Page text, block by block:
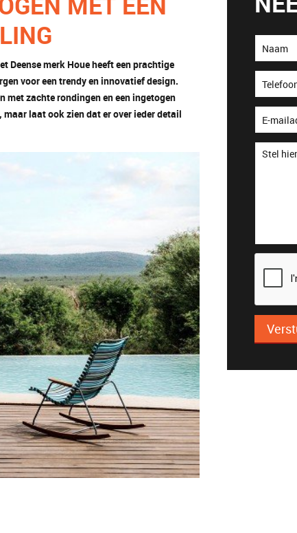
Deense merk Houe heeft een prachtige
voor een trendy en innovatief design.
met zachte rondingen en een ingetogen
laat ook zien dat er over ieder detail